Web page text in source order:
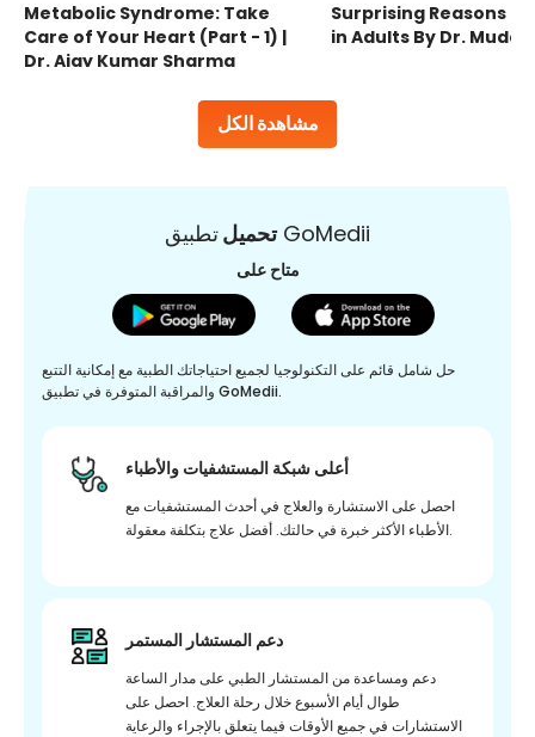
مشاهدة الكل
Metabolic Syndrome: Take
Care of Your Heart (Part - 1) |
Dr. Ajay Kumar Sharma
Surprising Reasons
in Adults By Dr.
تحميلتطبيق GoMedii
متاح على
حل شامل قائم على التكنولوجيا لجميع احتياجاتك الطبية مع إمكانية التتبع
والمراقبة المتوفرة في تطبيق GoMedii.
أعلى شبكة المستشفيات والأطباء
احصل على الاستشارة والعلاج في أحدث المستشفيات مع
الأطباء الأكثر خبرة في حالتك. أفضل علاج بتكلفة معقولة.
دعم المستشار المستمر
دعم ومساعدة من المستشار الطبي على مدار الساعة
طوال أيام الأسبوع خلال رحلة العلاج. احصل على
الاستشارات في جميع الأوقات فيما يتعلق بالإجراء والرعاية